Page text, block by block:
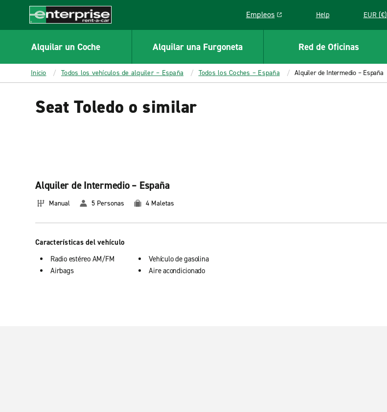
CONTENT
Enterprise
Empleos
Link opens in a new window
Help EUR (€)
Alquilar un Coche Alquilar una Furgoneta Red de Oficinas
Inicio Todos los vehículos de alquiler – España Todos los Coches – España Alquiler de Intermedio – España
Seat Toledo o similar
Alquiler de Intermedio – España
Manual 5 Personas 4 Maletas
Características del vehículo
Radio estéreo AM/FM
Airbags
Vehículo de gasolina
Aire acondicionado